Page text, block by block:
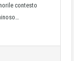
contesto